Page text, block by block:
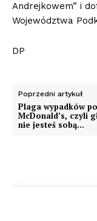
Andrejkowem” i
Województwa
DP
Poprzedni artykuł
Plaga wypadków
McDonald’s, czyli
nie jesteś sobą…